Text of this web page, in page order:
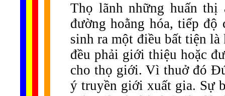
Thọ lãnh những huấn
đường hoằng hóa, tiếp độ
sinh ra một điều bất tiện
đều phải giới thiệu hoặc
cho thọ giới. Vì thuở đó
ý truyền giới xuất gia. Sự